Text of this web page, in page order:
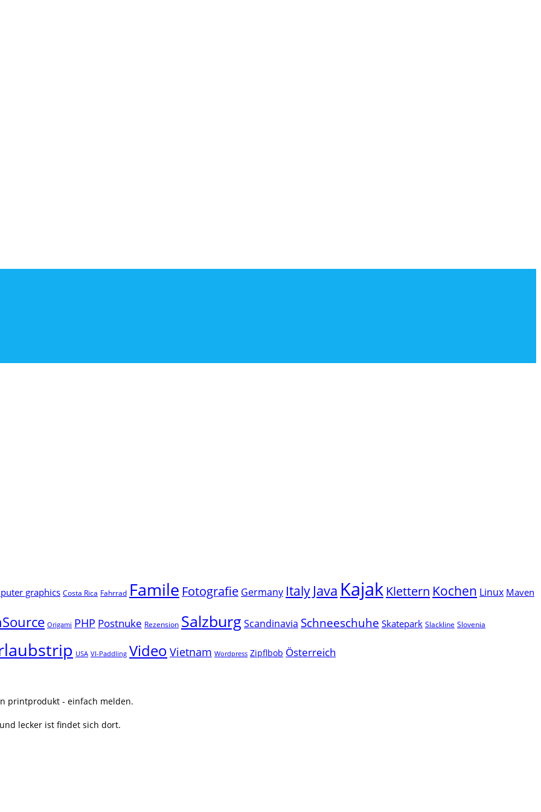
graphics Costa Rica Fahrrad Famile Fotografie Germany Italy Java Kajak Klettern Kochen Linux Maven
Origami PHP Postnuke Rezension SalzburgScandinavia Schneeschuhe Skatepark Slackline Slovenia
USA VI-Paddling Video Vietnam Wordpress Zipflbob Österreich
printprodukt - einfach melden.
lecker ist findet sich dort.